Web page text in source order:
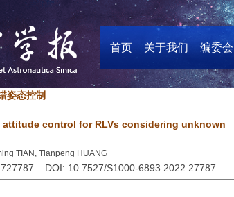
首页 关于我们 编委会
姿态控制
control for RLVs considering unknown
TIAN, Tianpeng HUANG
. DOI: 10.7527/S1000-6893.2022.27787